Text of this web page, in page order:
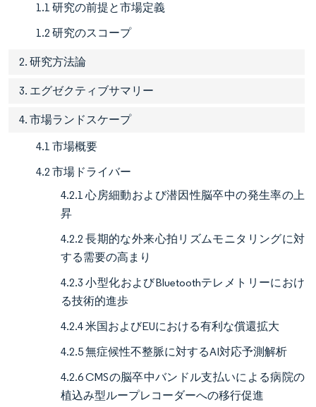
1.1 研究の前提と市場定義
1.2 研究のスコープ
2. 研究方法論
3. エグゼクティブサマリー
4. 市場ランドスケープ
4.1 市場概要
4.2 市場ドライバー
4.2.1 心房細動および潜因性脳卒中の発生率の上
昇
4.2.2 長期的な外来心拍リズムモニタリングに対
する需要の高まり
4.2.3 小型化およびBluetoothテレメトリーにおけ
る技術的進歩
4.2.4 米国およびEUにおける有利な償還拡大
4.2.5 無症候性不整脈に対するAI対応予測解析
4.2.6 CMSの脳卒中バンドル支払いによる病院の
植込み型ループレコーダーへの移行促進